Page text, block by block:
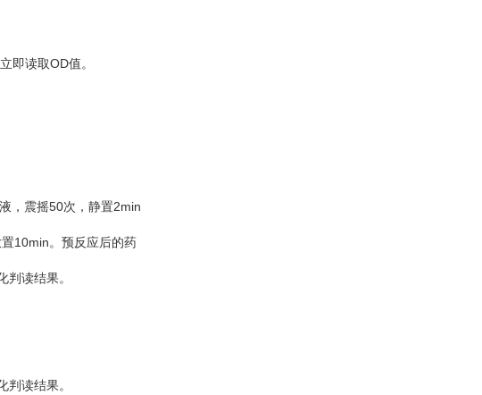
即读取OD值。
，震摇50次，静置2min
10min。预反应后的药
读结果。
读结果。